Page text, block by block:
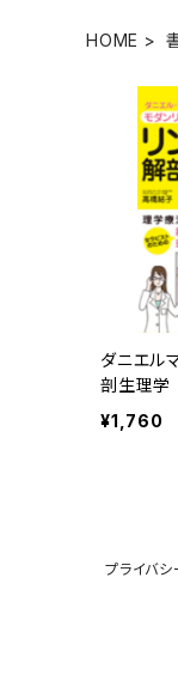
HOME
ダニエル
剖生理学
¥1,760
プライバ